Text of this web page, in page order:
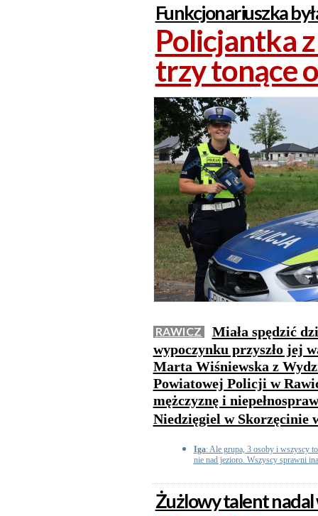
Funkcjonariuszka
Policjantka
trzy tonące
RAWICZ
Miała spędzić
wypoczynku przyszło jej
Marta Wiśniewska z
Powiatowej Policji w
mężczyznę i
Niedzięgiel w Skorzęcinie
Iga: Ale grupa, 3 osoby i wszyscy
nie nad jezioro. Wszyscy sprawni
Żużlowy talent nadal